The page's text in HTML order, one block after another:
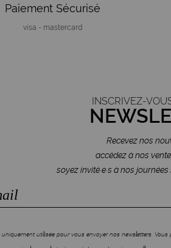
Paiement Sécurisé
visa - mastercard
INSCRIVEZ-
Recevez nos
accédez à nos
soyez invité·e·s à nos
uniquement utilisée pour vous envoyer nos newsletters.